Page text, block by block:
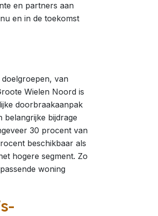
en partners aan
en in de toekomst
van
Wielen Noord is
doorbraakaanpak
bijdrage
30 procent van
beschikbaar als
hogere segment. Zo
woning